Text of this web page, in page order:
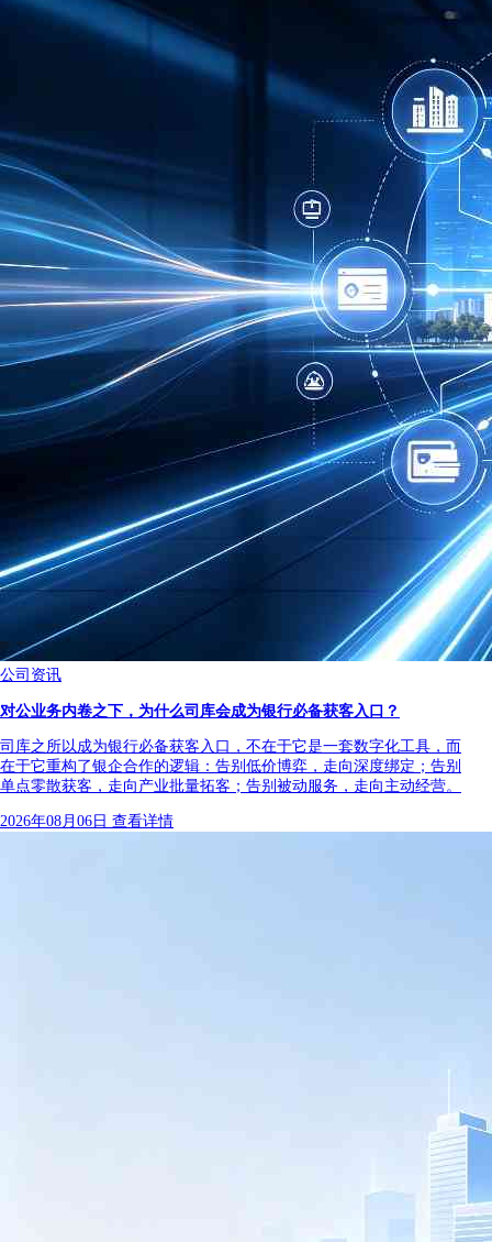
公司资讯
对公业务内卷之下，为什么司库会成为银行必备获客入口？
司库之所以成为银行必备获客入口，不在于它是一套数字化工具，而
在于它重构了银企合作的逻辑：告别低价博弈，走向深度绑定；告别
单点零散获客，走向产业批量拓客；告别被动服务，走向主动经营。
2026年08月06日 查看详情